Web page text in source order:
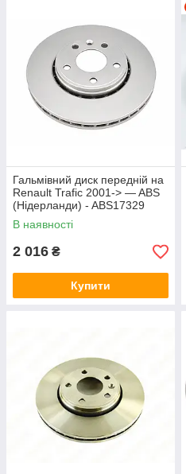
Гальмівний диск передній на
Renault Trafic 2001-> — ABS
(Нідерланди) - ABS17329
В наявності
2 016 ₴
Купити